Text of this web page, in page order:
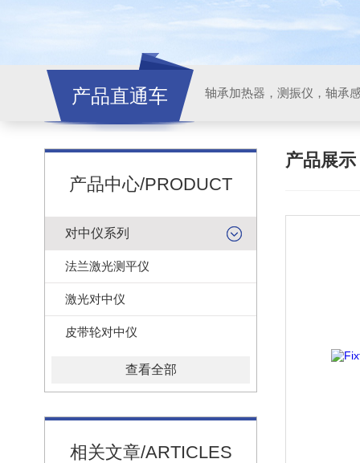
产品直通车 轴承加热器，测振仪，轴承
产品中心/PRODUCT
对中仪系列
法兰激光测平仪
激光对中仪
皮带轮对中仪
查看全部
相关文章/ARTICLES
产品展示